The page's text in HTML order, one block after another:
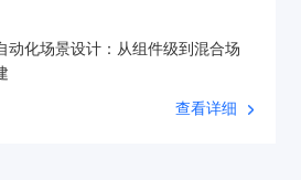
动化场景设计：从组件级到混合场
查看详细